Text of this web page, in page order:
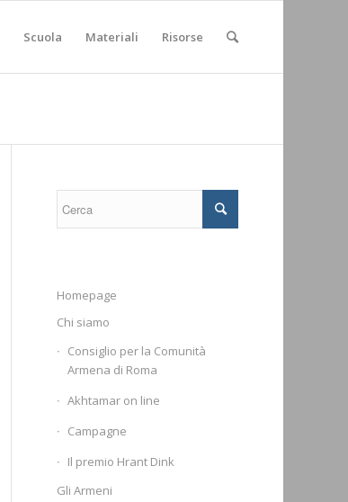
Scuola Materiali Risorse
Homepage
Chi siamo
Consiglio per la Comunità
Armena di Roma
Akhtamar on line
Campagne
Il premio Hrant Dink
Gli Armeni